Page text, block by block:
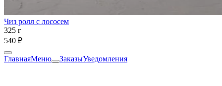
Чиз ролл с лососем
325 г
540 ₽
ГлавнаяМеню ЗаказыУведомления